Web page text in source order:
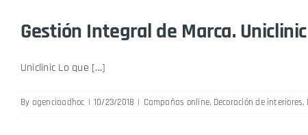
Gestión Integral de Marca. Uniclinic
Uniclinic Lo que [...]
By agenciaadhoc | 10/23/2018 | Campañas online, Decoración de interiores,